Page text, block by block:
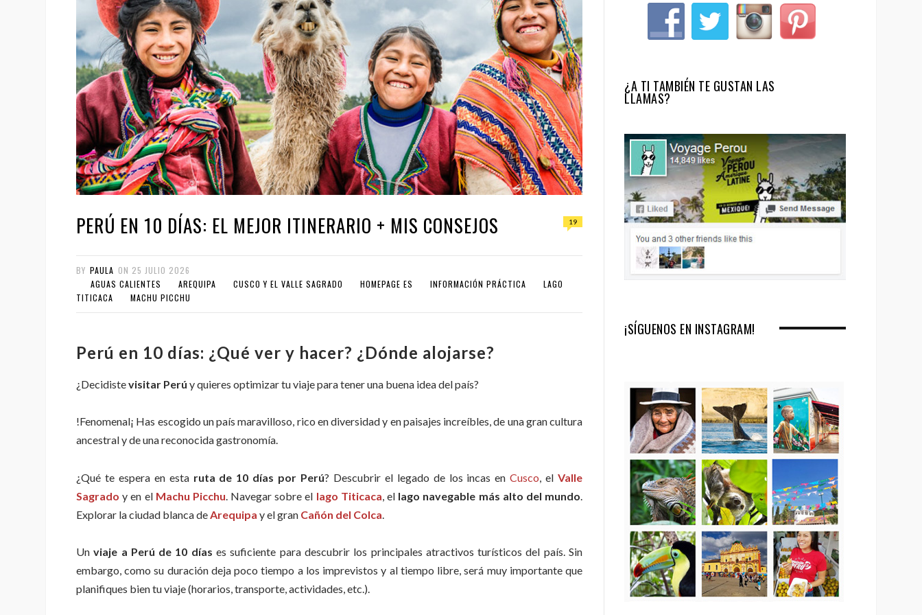
PERÚ EN 10 DÍAS: EL MEJOR ITINERARIO + MIS CONSEJOS 19
BY PAULA ON 25 JULIO 2026
AGUAS CALIENTES
AREQUIPA CUSCO Y EL VALLE SAGRADO HOMEPAGE ES INFORMACIÓN PRÁCTICA
LAGO
TITICACA
MACHU PICCHU
Perú en 10 días: ¿Qué ver y hacer? ¿Dónde alojarse?
¿Decidistevisitar Perú y quieres optimizar tu viaje para tener una buena idea del país?
!Fenomenal¡ Has escogido un país maravilloso, rico en diversidad y en paisajes increíbles, de una gran cultura
ancestral y de una reconocida gastronomía.
¿Qué te espera en esta ruta de 10 días por Perú? Descubrir el legado de los incas enCusco , elValle
Sagrado y en el Machu Picchu . Navegar sobre el lago Titicaca , el lago navegable más alto del mundo
Explorar la ciudad blanca de Arequipa y el gran Cañón del Colca
Unviaje a Perú de 10 díases suficiente para descubrir los principales atractivos turísticos del país. Sin
embargo, como su duración deja poco tiempo a los imprevistos y al tiempo libre, será muy importante que
planifiques bien tu viaje (horarios, transporte, actividades, etc.).
¿A TI TAMBIÉN TE GUSTAN LAS
LLAMAS?
¡SÍGUENOS EN INSTAGRAM!